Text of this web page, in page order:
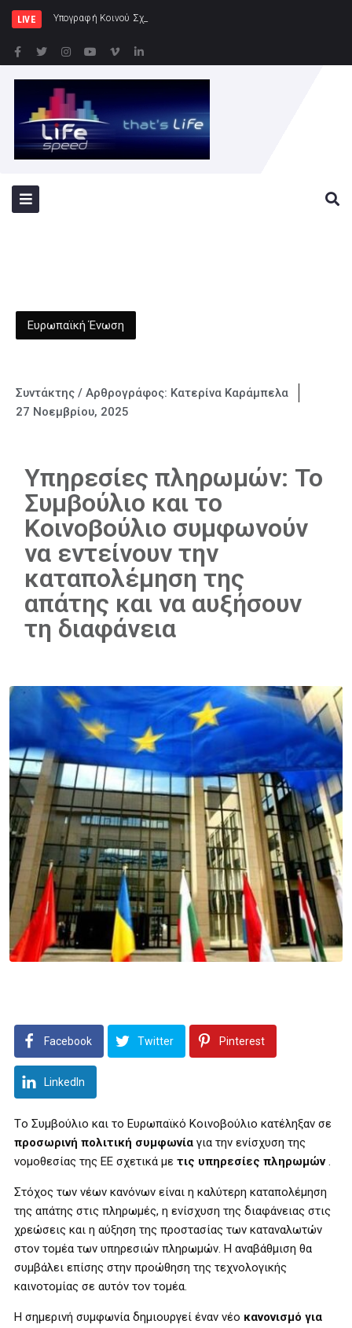
LIVE Υπογραφή Κοινού Σχεδίου Δράσης Ελλάδας
Ευρωπαϊκή Ένωση
Συντάκτης / Αρθρογράφος: Κατερίνα Καράμπελα
27 Νοεμβρίου, 2025
Υπηρεσίες πληρωμών: Το
Συμβούλιο και το
Κοινοβούλιο συμφωνούν
να εντείνουν την
καταπολέμηση της
απάτης και να αυξήσουν
τη διαφάνεια
Facebook Twitter Pinterest
LinkedIn
Tο Συμβούλιο και το Ευρωπαϊκό Κοινοβούλιο κατέληξαν σε
προσωρινή πολιτική συμφωνία για την ενίσχυση της
νομοθεσίας της ΕΕ σχετικά με τις υπηρεσίες πληρωμών.
Στόχος των νέων κανόνων είναι η καλύτερη καταπολέμηση
της απάτης στις πληρωμές, η ενίσχυση της διαφάνειας στις
χρεώσεις και η αύξηση της προστασίας των καταναλωτών
στον τομέα των υπηρεσιών πληρωμών. Η αναβάθμιση θα
συμβάλει επίσης στην προώθηση της τεχνολογικής
καινοτομίας σε αυτόν τον τομέα.
Η σημερινή συμφωνία δημιουργεί έναν νέο κανονισμό για